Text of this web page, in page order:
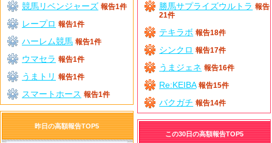
競馬リベンジャーズ 報告1件
レープロ 報告1件
ハーレム競馬 報告1件
ウマセラ 報告1件
うまトリ 報告1件
スマートホース 報告1件
勝馬サプライズウルトラ 報告
21件
テキラボ 報告18件
シンクロ 報告17件
うまジェネ 報告16件
Re:KEIBA 報告15件
バクガチ 報告14件
昨日の高額報告TOP5
この30日の高額報告TOP5